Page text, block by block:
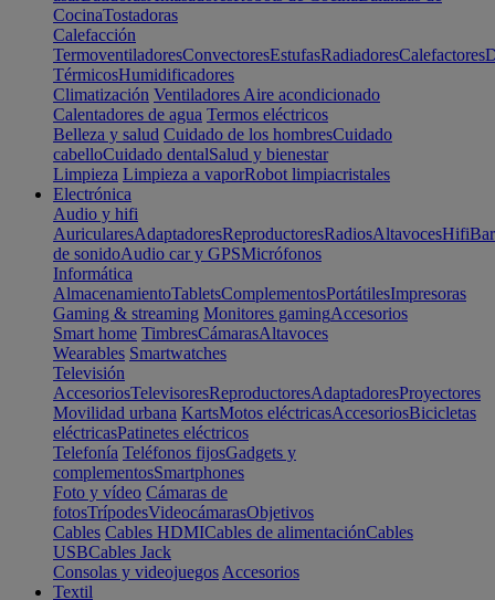
CocinaTostadoras
Calefacción
TermoventiladoresConvectoresEstufasRadiadoresCalefactores
TérmicosHumidificadores
Climatización Ventiladores Aire acondicionado
Calentadores de agua Termos eléctricos
Belleza y salud Cuidado de los hombresCuidado
cabelloCuidado dentalSalud y bienestar
Limpieza Limpieza a vaporRobot limpiacristales
Electrónica
Audio y hifi
AuricularesAdaptadoresReproductoresRadiosAltavocesHifi
de sonidoAudio car y GPSMicrófonos
Informática
AlmacenamientoTabletsComplementosPortátilesImpresoras
Gaming & streaming Monitores gamingAccesorios
Smart home TimbresCámarasAltavoces
Wearables Smartwatches
Televisión
AccesoriosTelevisoresReproductoresAdaptadoresProyectores
Movilidad urbana KartsMotos eléctricasAccesoriosBicicletas
eléctricasPatinetes eléctricos
Telefonía Teléfonos fijosGadgets y
complementosSmartphones
Foto y vídeo Cámaras de
fotosTrípodesVideocámarasObjetivos
Cables Cables HDMICables de alimentaciónCables
USBCables Jack
Consolas y videojuegos Accesorios
Textil